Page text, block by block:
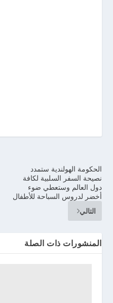
الحكومة الهولندية ستمدد
نصيحة السفر السلبية لكافة
دول العالم وستعطي ضوء
أخضر لدروس السباحة للأطفال
التالي
المنشورات ذات الصلة